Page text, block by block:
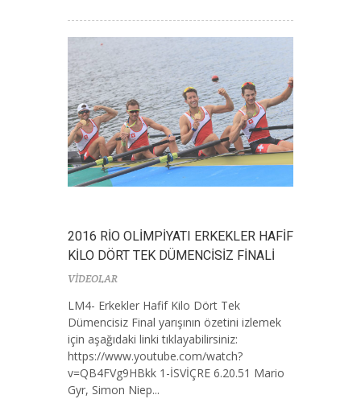
2016 RİO OLİMPİYATI ERKEKLER HAFİF
KİLO DÖRT TEK DÜMENCİSİZ FİNALİ
VİDEOLAR
LM4- Erkekler Hafif Kilo Dört Tek
Dümencisiz Final yarışının özetini izlemek
için aşağıdaki linki tıklayabilirsiniz:
https://www.youtube.com/watch?
v=QB4FVg9HBkk 1-İSVİÇRE 6.20.51 Mario
Gyr, Simon Niep...